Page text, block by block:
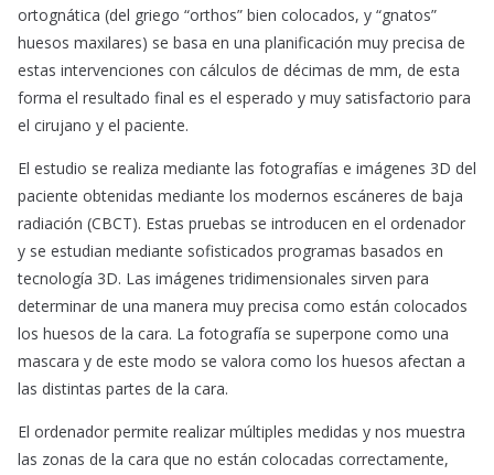
ortognática (del griego “orthos” bien colocados, y “gnatos”
huesos maxilares) se basa en una planificación muy precisa de
estas intervenciones con cálculos de décimas de mm, de esta
forma el resultado final es el esperado y muy satisfactorio para
el cirujano y el paciente.
El estudio se realiza mediante las fotografías e imágenes 3D del
paciente obtenidas mediante los modernos escáneres de baja
radiación (CBCT). Estas pruebas se introducen en el ordenador
y se estudian mediante sofisticados programas basados en
tecnología 3D. Las imágenes tridimensionales sirven para
determinar de una manera muy precisa como están colocados
los huesos de la cara. La fotografía se superpone como una
mascara y de este modo se valora como los huesos afectan a
las distintas partes de la cara.
El ordenador permite realizar múltiples medidas y nos muestra
las zonas de la cara que no están colocadas correctamente,